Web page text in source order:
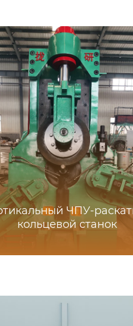
ЧПУ-
кольцевой станок